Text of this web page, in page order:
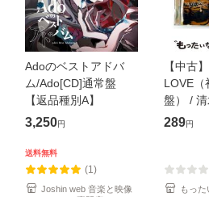
Adoのベストアドバ
ム/Ado[CD]通常盤
【返品種別A】
3,250円
送料無料
(1)
Joshin web 音楽と映像
【中古
LOVE（
盤） / 清
ミリヤ / [CD]【メール
289円
もっ